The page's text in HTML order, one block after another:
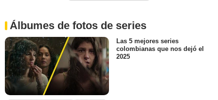
Álbumes de fotos de series
Las 5 mejores series
colombianas que nos dejó el
2025